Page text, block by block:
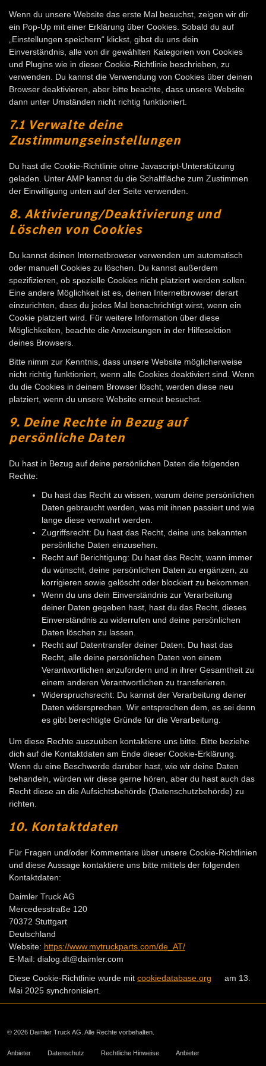
Wenn du unsere Website das erste Mal besuchst, zeigen wir dir
ein Pop-Up mit einer Erklärung über Cookies. Sobald du auf
„Einstellungen speichern“ klickst, gibst du uns dein
Einverständnis, alle von dir gewählten Kategorien von Cookies
und Plugins wie in dieser Cookie-Richtlinie beschrieben, zu
verwenden. Du kannst die Verwendung von Cookies über deinen
Browser deaktivieren, aber bitte beachte, dass unsere Website
dann unter Umständen nicht richtig funktioniert.
7.1 Verwalte deine
Zustimmungseinstellungen
Du hast die Cookie-Richtlinie ohne Javascript-Unterstützung
geladen. Unter AMP kannst du die Schaltfläche zum Zustimmen
der Einwilligung unten auf der Seite verwenden.
8. Aktivierung/Deaktivierung und
Löschen von Cookies
Du kannst deinen Internetbrowser verwenden um automatisch
oder manuell Cookies zu löschen. Du kannst außerdem
spezifizieren, ob spezielle Cookies nicht platziert werden sollen.
Eine andere Möglichkeit ist es, deinen Internetbrowser derart
einzurichten, dass du jedes Mal benachrichtigt wirst, wenn ein
Cookie platziert wird. Für weitere Information über diese
Möglichkeiten, beachte die Anweisungen in der Hilfesektion
deines Browsers.
Bitte nimm zur Kenntnis, dass unsere Website möglicherweise
nicht richtig funktioniert, wenn alle Cookies deaktiviert sind. Wenn
du die Cookies in deinem Browser löscht, werden diese neu
platziert, wenn du unsere Website erneut besuchst.
9. Deine Rechte in Bezug auf
persönliche Daten
Du hast in Bezug auf deine persönlichen Daten die folgenden
Rechte:
Du hast das Recht zu wissen, warum deine persönlichen
Daten gebraucht werden, was mit ihnen passiert und wie
lange diese verwahrt werden.
Zugriffsrecht: Du hast das Recht, deine uns bekannten
persönliche Daten einzusehen.
Recht auf Berichtigung: Du hast das Recht, wann immer
du wünscht, deine persönlichen Daten zu ergänzen, zu
korrigieren sowie gelöscht oder blockiert zu bekommen.
Wenn du uns dein Einverständnis zur Verarbeitung
deiner Daten gegeben hast, hast du das Recht, dieses
Einverständnis zu widerrufen und deine persönlichen
Daten löschen zu lassen.
Recht auf Datentransfer deiner Daten: Du hast das
Recht, alle deine persönlichen Daten von einem
Verantwortlichen anzufordern und in ihrer Gesamtheit zu
einem anderen Verantwortlichen zu transferieren.
Widerspruchsrecht: Du kannst der Verarbeitung deiner
Daten widersprechen. Wir entsprechen dem, es sei denn
es gibt berechtigte Gründe für die Verarbeitung.
Um diese Rechte auszuüben kontaktiere uns bitte. Bitte beziehe
dich auf die Kontaktdaten am Ende dieser Cookie-Erklärung.
Wenn du eine Beschwerde darüber hast, wie wir deine Daten
behandeln, würden wir diese gerne hören, aber du hast auch das
Recht diese an die Aufsichtsbehörde (Datenschutzbehörde) zu
richten.
10. Kontaktdaten
Für Fragen und/oder Kommentare über unsere Cookie-Richtlinien
und diese Aussage kontaktiere uns bitte mittels der folgenden
Kontaktdaten:
Daimler Truck AG
Mercedesstraße 120
70372 Stuttgart
Deutschland
Website: https://www.mytruckparts.com/de_AT/
E-Mail: dialog.dt@daimler.com
Diese Cookie-Richtlinie wurde mit cookiedatabase.org
am 13.
Mai 2025 synchronisiert.
© 2026 Daimler Truck AG. Alle Rechte vorbehalten.
Anbieter Datenschutz Rechtliche Hinweise Anbieter